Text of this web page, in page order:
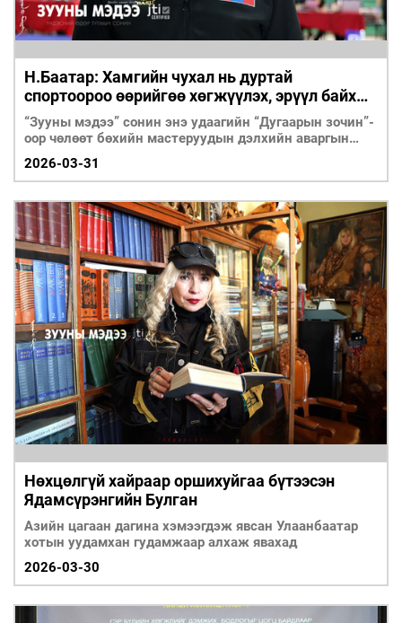
Н.Баатар: Хамгийн чухал нь дуртай
спортоороо өөрийгөө хөгжүүлэх, эрүүл байх
хүсэл юм
“Зууны мэдээ” сонин энэ удаагийн “Дугаарын зочин”-
оор чөлөөт бөхийн мастеруудын дэлхийн аваргын
хошой алтан медальт, ОУХМ Н.Баатарыг урьж,
ярилцлаа.
2026-03-31
Нөхцөлгүй хайраар оршихуйгаа бүтээсэн
Ядамсүрэнгийн Булган
Азийн цагаан дагина хэмээгдэж явсан Улаанбаатар
хотын уудамхан гудамжаар алхаж явахад
2026-03-30